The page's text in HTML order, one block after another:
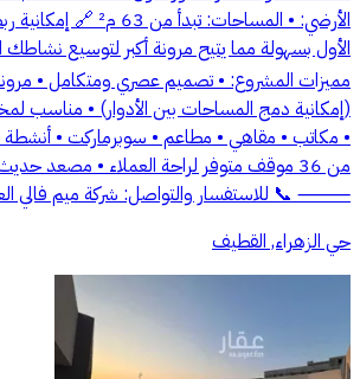
الأرضي: • المساحات: تبدأ
الأول بسهولة مما يتيح مرونة أكبر لتوسيع
مميزات المشروع: • تصميم عصري ومتكامل •
(إمكانية دمج المساحات بين الأدوار) • مناسب
• مكاتب • مقاهي • مطاعم • سوبرماركت • أنشطة
من 36 موقف متوفر لراحة العملاء • مصعد
⸻ 📞 للاستفسار والتواصل: شركة ميم فالي
حي الزهراء, القطيف